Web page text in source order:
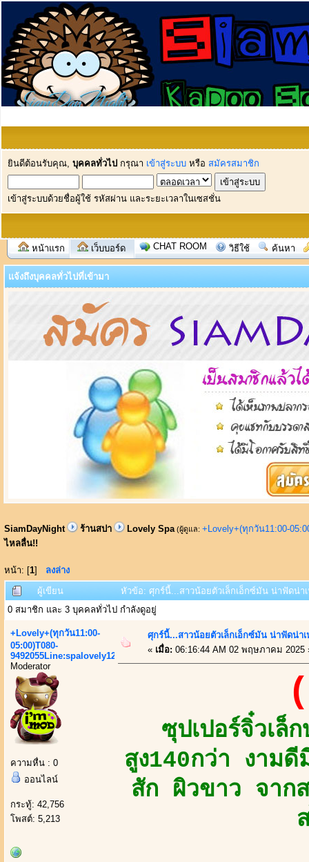
ยินดีต้อนรับคุณ, บุคคลทั่วไป กรุณา เข้าสู่ระบบ หรือ สมัครสมาชิก
เข้าสู่ระบบด้วยชื่อผู้ใช้ รหัสผ่าน และระยะเวลาในเซสชั่น
หน้าแรก เว็บบอร์ด CHAT ROOM วิธีใช้ ค้นหา
แจ้งถึงบุคคลทั่วไปที่เข้ามา
SiamDayNight ร้านสปา Lovely Spa (ผู้ดูแล: +Lovely+(ทุกวัน11:00-
ไหลลื่น!!
หน้า: [1] ลงล่าง
ผู้เขียน
หัวข้อ: ศุกร์นี้...สาวน้อยตัวเล็กเอ็กซ์มัน น่าฟัดน่า
0 สมาชิก และ 3 บุคคลทั่วไป กำลังดูอยู่
+Lovely+(ทุกวัน11:00-
05:00)T080-
9492055Line:spalovely123
Moderator
ความหื่น : 0
ออนไลน์
กระทู้: 42,756
โพสต์: 5,213
ศุกร์นี้...สาวน้อยตัวเล็กเอ็กซ์มัน น่าฟัดน่า
« เมื่อ: 06:16:44 AM 02 พฤษภาคม 2025
ซุปเปอร์จิ๋วเ
สูง140กว่า งาม
สัก ผิวขาว จาก